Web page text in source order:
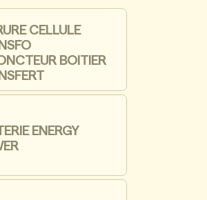
CELLULE
BOITIER
ENERGY